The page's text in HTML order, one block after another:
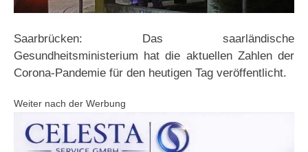
Saarbrücken: Das saarländische
Gesundheitsministerium hat die aktuellen Zahlen der
Corona-Pandemie für den heutigen Tag veröffentlicht.
Weiter nach der Werbung